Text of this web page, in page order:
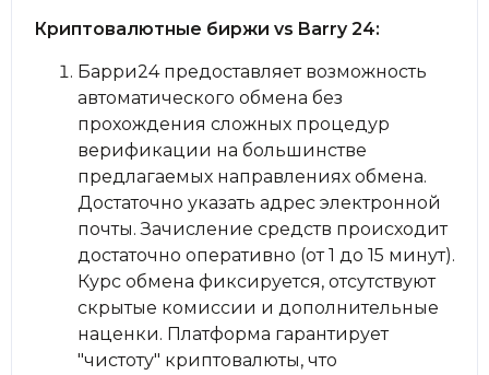
Криптовалютные биржи vs Barry 24:
Барри24 предоставляет возможность
автоматического обмена без
прохождения сложных процедур
верификации на большинстве
предлагаемых направлениях обмена.
Достаточно указать адрес электронной
почты. Зачисление средств происходит
достаточно оперативно (от 1 до 15 минут).
Курс обмена фиксируется, отсутствуют
скрытые комиссии и дополнительные
наценки. Платформа гарантирует
"чистоту" криптовалюты, что